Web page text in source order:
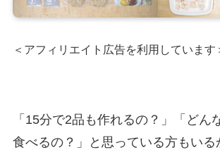
＜アフィリエイト広告を利用しています
「15分で2品も作れるの？」「どん
食べるの？」と思っている方もいる